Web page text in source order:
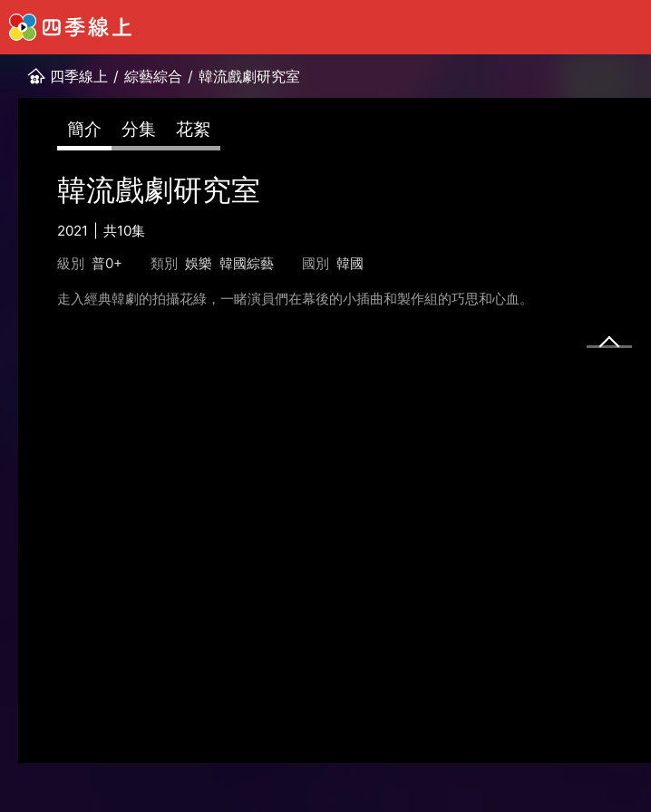
四季線上 / 綜藝綜合 / 韓流戲劇研究室
簡介 分集 花絮
韓流戲劇研究室
2021
共10集
級別 普0+ 類別 娛樂 韓國綜藝 國別 韓國
走入經典韓劇的拍攝花綠，一睹演員們在幕後的小插曲和製作組的巧思和心血。